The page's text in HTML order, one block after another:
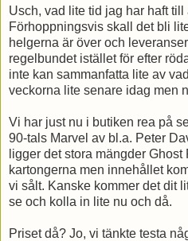
Usch, vad lite tid jag har haft till
Förhoppningsvis skall det bli
helgerna är över och
regelbundet istället för efter
inte kan sammanfatta lite av
veckorna lite senare idag men
Vi har just nu i butiken rea på
90-tals Marvel av bl.a. Peter
ligger det stora mängder
kartongerna men innehållet
vi sålt. Kanske kommer det dit
se och kolla in lite nu och då.
Priset då? Jo, vi tänkte testa